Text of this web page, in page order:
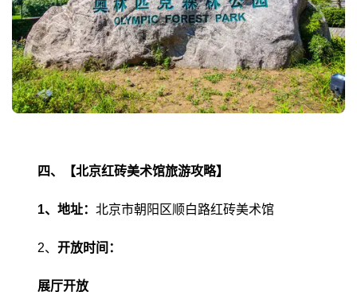
四、【北京红砖美术馆旅游攻略】
1、地址： 北京市朝阳区顺白路红砖美术馆
2、 开放时间：
展厅开放